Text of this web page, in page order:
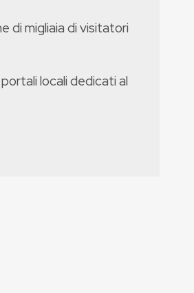
di migliaia di visitatori
locali dedicati al